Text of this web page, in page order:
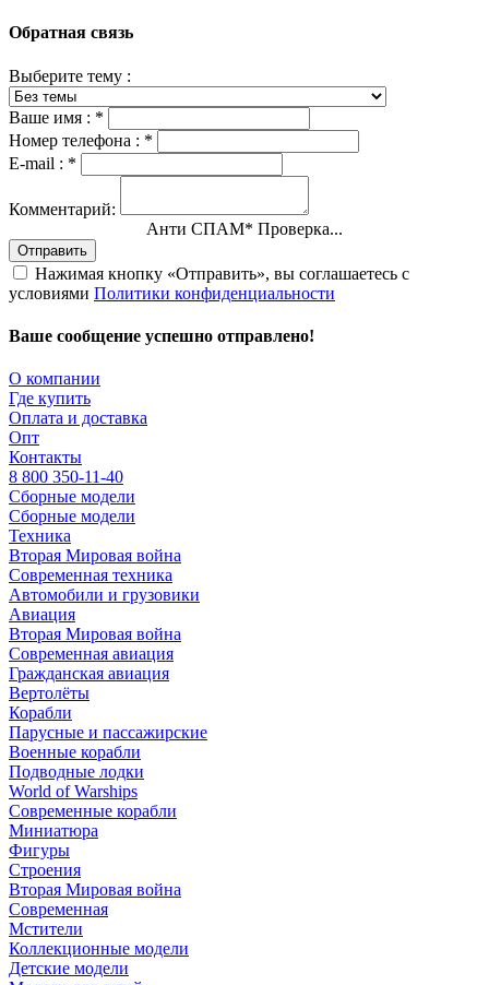
Обратная связь
Выберите тему :
Ваше имя : *
Номер телефона : *
E-mail : *
Комментарий:
Анти СПАМ* Проверка...
Отправить
Нажимая кнопку «Отправить», вы соглашаетесь с
условиями Политики конфиденциальности
Ваше сообщение успешно отправлено!
О компании
Где купить
Оплата и доставка
Опт
Контакты
8 800 350-11-40
Сборные модели
Сборные модели
Техника
Вторая Мировая война
Современная техника
Автомобили и грузовики
Авиация
Вторая Мировая война
Современная авиация
Гражданская авиация
Вертолёты
Корабли
Парусные и пассажирские
Военные корабли
Подводные лодки
World of Warships
Современные корабли
Миниатюра
Фигуры
Строения
Вторая Мировая война
Современная
Мстители
Коллекционные модели
Детские модели